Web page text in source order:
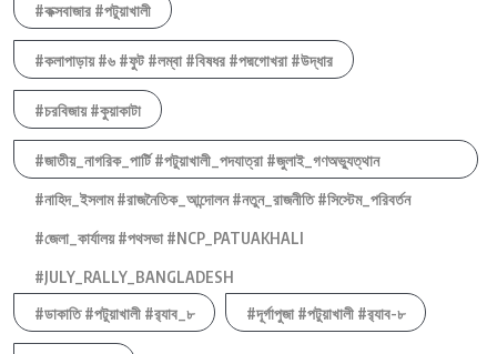
#কক্সবাজার #পটুয়াখালী
#কলাপাড়ায় #৬ #ফুট #লম্বা #বিষধর #পদ্মগোখরা #উদ্ধার
#চরবিজায় #কুয়াকাটা
#জাতীয়_নাগরিক_পার্টি #পটুয়াখালী_পদযাত্রা #জুলাই_গণঅভ্যুত্থান
#নাহিদ_ইসলাম #রাজনৈতিক_আন্দোলন #নতুন_রাজনীতি #সিস্টেম_পরিবর্তন
#জেলা_কার্যালয় #পথসভা #NCP_PATUAKHALI
#JULY_RALLY_BANGLADESH
#ডাকাতি #পটুয়াখালী #র‍্যাব_৮
#দূর্গাপুজা #পটুয়াখালী #র‍্যাব-৮